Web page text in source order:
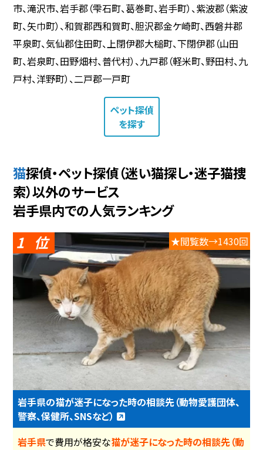
市、滝沢市、岩手郡（雫石町、葛巻町、岩手町）、紫波郡（紫波
町、矢巾町）、和賀郡西和賀町、胆沢郡金ケ崎町、西磐井郡
平泉町、気仙郡住田町、上閉伊郡大槌町、下閉伊郡（山田
町、岩泉町、田野畑村、普代村）、九戸郡（軽米町、野田村、九
戸村、洋野町）、二戸郡一戸町
ペット探偵
を探す
猫探偵・ペット探偵（迷い猫探し・迷子猫捜
索）以外のサービス
岩手県内での人気ランキング
1 ★閲覧数→1430回
岩手県の猫が迷子になった時の相談先（動物愛護団体、
警察、保健所、SNSなど）
岩手県で費用が格安な猫が迷子になった時の相談先（動